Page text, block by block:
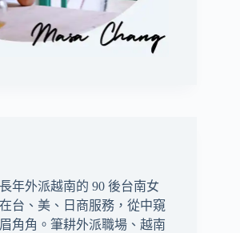
年外派越南的 90 後台南女
台、美、日商服務，從中窺
角角。筆耕外派職場、越南